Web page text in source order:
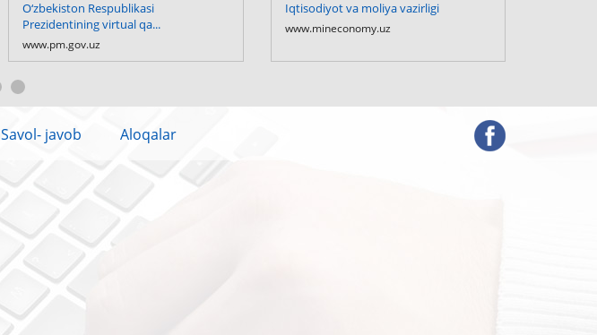
O‘zbekiston Respublikasi
Prezidentining virtual qa...
www.pm.gov.uz
Iqtisodiyot va moliya vazirligi
www.mineconomy.uz
Savol- javob Aloqalar